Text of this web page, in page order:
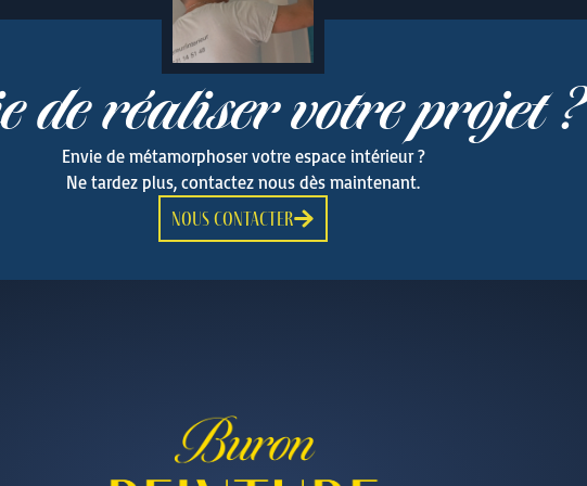
de réaliser votre projet ?
Envie de métamorphoser votre espace intérieur ?
Ne tardez plus, contactez nous dès maintenant.
nous contacter